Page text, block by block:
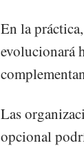
En la
evolucionará
Las
opcional